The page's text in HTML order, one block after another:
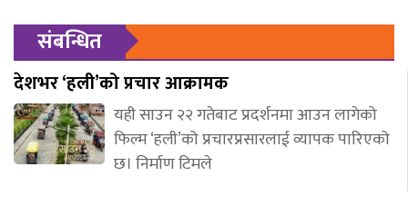
संबन्धित
देशभर ‘हली’को प्रचार आक्रामक
यही साउन २२ गतेबाट प्रदर्शनमा आउन लागेको
फिल्म ‘हली’को प्रचारप्रसारलाई व्यापक पारिएको
छ। निर्माण टिमले